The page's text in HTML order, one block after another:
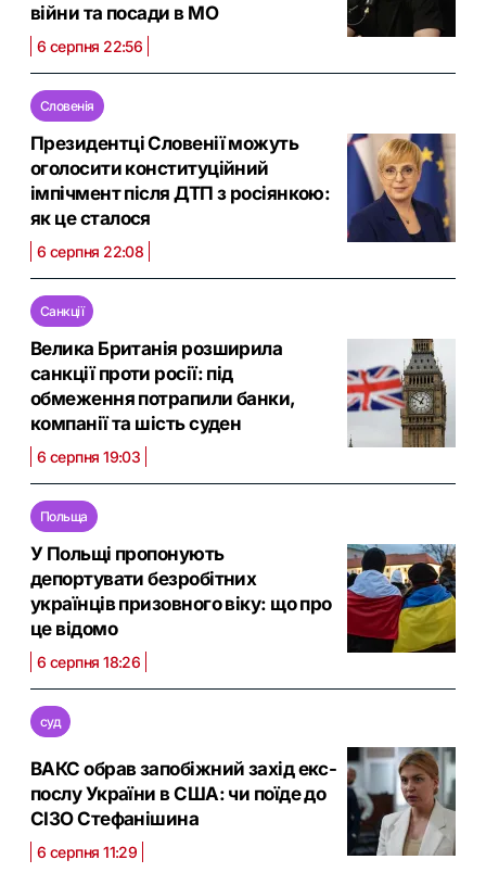
війни та посади в МО
6 серпня 22:56
Словенія
Президентці Словенії можуть
оголосити конституційний
імпічмент після ДТП з росіянкою:
як це сталося
6 серпня 22:08
Санкції
Велика Британія розширила
санкції проти росії: під
обмеження потрапили банки,
компанії та шість суден
6 серпня 19:03
Польща
У Польщі пропонують
депортувати безробітних
українців призовного віку: що про
це відомо
6 серпня 18:26
суд
ВАКС обрав запобіжний захід екс-
послу України в США: чи поїде до
СІЗО Стефанішина
6 серпня 11:29